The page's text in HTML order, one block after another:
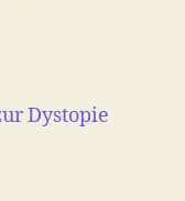
Dystopie